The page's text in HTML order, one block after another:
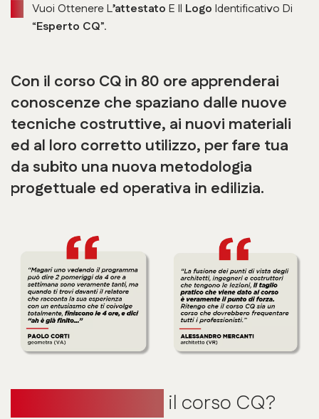
Vuoi Ottenere L’attestato E Il Logo Identificativo Di
“Esperto CQ”.
Con il corso CQ in 80 ore apprenderai
conoscenze che spaziano dalle nuove
tecniche costruttive, ai nuovi materiali
ed al loro corretto utilizzo, per fare tua
da subito una nuova metodologia
progettuale ed operativa in edilizia.
il corso CQ?